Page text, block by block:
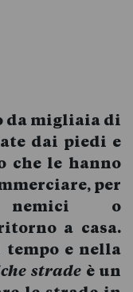
da migliaia di
dai piedi e
che le hanno
per
nemici o
a casa.
e nella
strade è un